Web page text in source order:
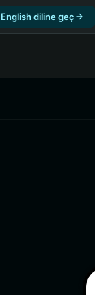
English diline geç